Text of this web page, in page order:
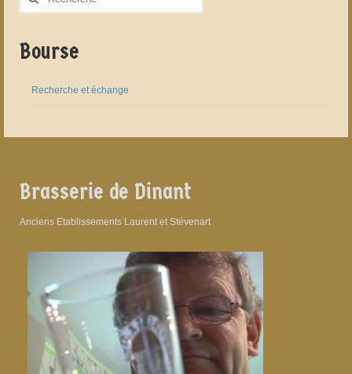
Bourse
Recherche et échange
Brasserie de Dinant
Anciens Etablissements Laurent et Stévenart